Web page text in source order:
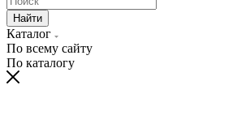
Найти
Каталог
По всему сайту
По каталогу